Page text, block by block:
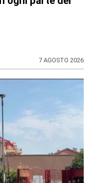
portate in una